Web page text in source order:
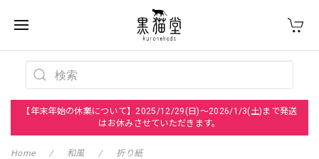
【年末年始の休業について】2025/12/29(日)～2026/1/3(土)まで発送
はお休みさせていただきます。
Home 和風 折り紙